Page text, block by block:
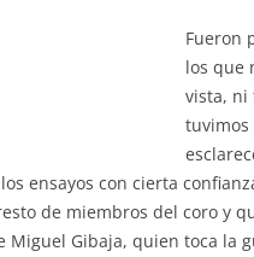
Fueron
los que
vista, ni
tuvimos
ensayos con cierta
de miembros del coro y
Miguel Gibaja, quien toca la